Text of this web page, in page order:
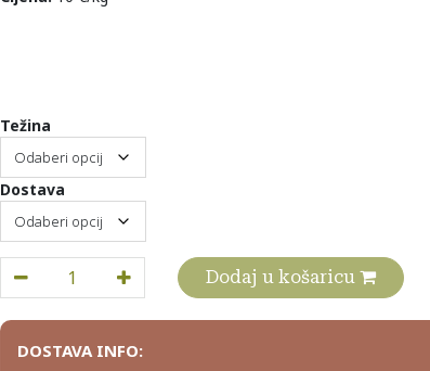
Težina
Dostava
Domaći pilić, slobodan uzgoj, cijeli trančirani količina
Dodaj u košaricu
DOSTAVA INFO: